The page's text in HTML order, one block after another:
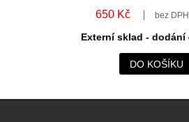
650 Kč bez
Externí sklad - dodání
DO KOŠÍKU